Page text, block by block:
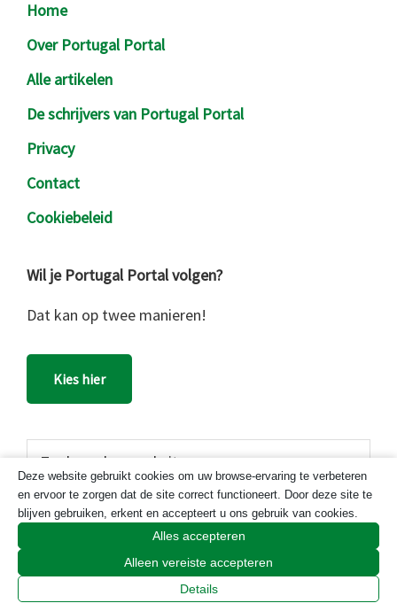
Footer
Home
Over Portugal Portal
Alle artikelen
De schrijvers van Portugal Portal
Privacy
Contact
Cookiebeleid
Wil je Portugal Portal volgen?
Dat kan op twee manieren!
Kies hier
op
deze
website
Portugal Portal
Meer informatie overPortugal Portal
Deze website gebruikt cookies om uw browse-ervaring te verbeteren
en ervoor te zorgen dat de site correct functioneert. Door deze site te
blijven gebruiken, erkent en accepteert u ons gebruik van cookies.
Alles accepteren
Alleen vereiste accepteren
Details